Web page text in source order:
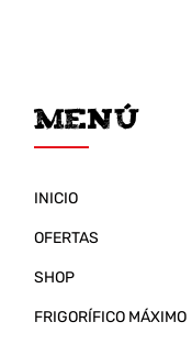
Menú
INICIO
OFERTAS
SHOP
FRIGORÍFICO MÁXIMO